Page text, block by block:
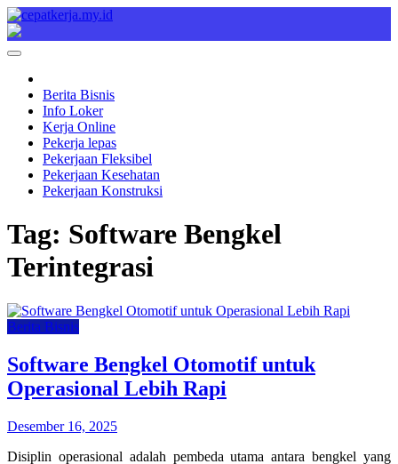
Skip
to
content
Cepat Kerja
Berita Bisnis
Berita Bisnis
Info Loker
Kerja Online
Pekerja lepas
Pekerjaan Fleksibel
Pekerjaan Kesehatan
Pekerjaan Konstruksi
Tag: Software Bengkel
Terintegrasi
Berita Bisnis
Software Bengkel Otomotif untuk
Operasional Lebih Rapi
Desember 16, 2025
Disiplin operasional adalah pembeda utama antara bengkel yang